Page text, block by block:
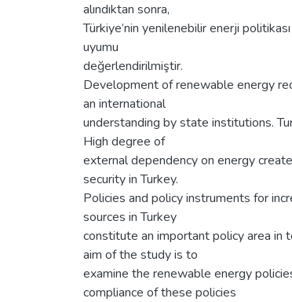
alındıktan sonra,
Türkiye’nin yenilenebilir enerji
uyumu
değerlendirilmiştir.
Development of renewable energy
an international
understanding by state institutions.
High degree of
external dependency on energy
security in Turkey.
Policies and policy instruments for
sources in Turkey
constitute an important policy area in
aim of the study is to
examine the renewable energy
compliance of these policies